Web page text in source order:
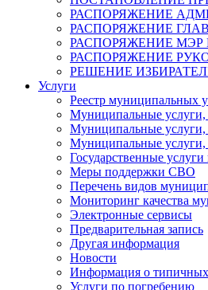
РАСПОРЯЖЕНИЕ
РАСПОРЯЖЕНИЕ
РАСПОРЯЖЕНИЕ МЭР
РАСПОРЯЖЕНИЕ
РЕШЕНИЕ
Услуги
Реестр муниципальных
Муниципальные услуги,
Муниципальные услуги,
Муниципальные
Государственные
Меры поддержки СВО
Перечень видов
Мониторинг качества
Электронные сервисы
Предварительная запись
Другая информация
Новости
Информация о
Услуги по погребению